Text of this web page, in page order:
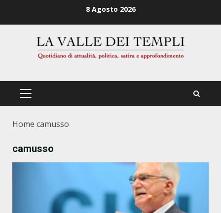
8 Agosto 2026
PRIMÄRES
Home camusso
camusso